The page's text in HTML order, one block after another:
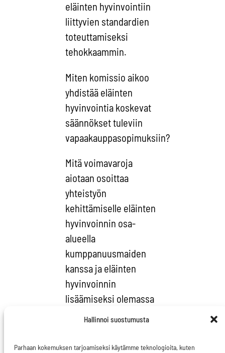
Hallinnoi suostumusta
Parhaan kokemuksen tarjoamiseksi käytämme teknologioita, kuten
eläinten hyvinvointiin
liittyvien standardien
toteuttamiseksi
tehokkaammin.
Miten komissio aikoo
yhdistää eläinten
hyvinvointia koskevat
säännökset tuleviin
vapaakauppasopimuksiin?
Mitä voimavaroja
aiotaan osoittaa
yhteistyön
kehittämiselle eläinten
hyvinvoinnin osa-
alueella
kumppanuusmaiden
kanssa ja eläinten
hyvinvoinnin
lisäämiseksi olemassa
oleviin aloitteisiin
_ _ _ _ _ _